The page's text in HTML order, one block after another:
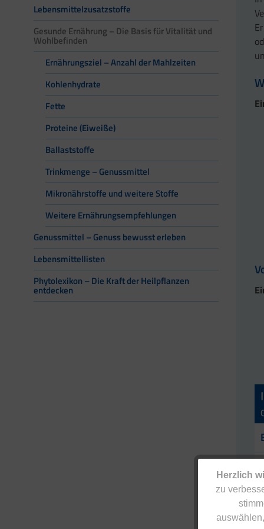
Herzlich
zu
Lebensmittelzusatzstoffe
Gesunde Ernährung – Die Basis für Vitalität und
Wohlbefinden
Ernährungsziel – Anzahl der Mahlzeiten
Kohlenhydrate
Fette
Proteine (Eiweiße)
Ballaststoffe
Trinkmenge – Genussmittel
Mikronährstoffe und weitere Stoffe
Weitere Ernährungsempfehlungen
Genussmittel – Genuss bewusst erleben
Lebensmittellisten
Phytolexikon – Die Kraft der Heilpflanzen
entdecken